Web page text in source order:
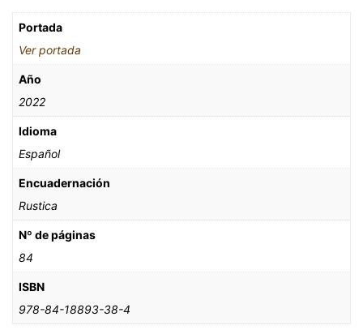
Portada
Ver portada
Año
2022
Idioma
Español
Encuadernación
Rustica
Nº de páginas
84
ISBN
978-84-18893-38-4